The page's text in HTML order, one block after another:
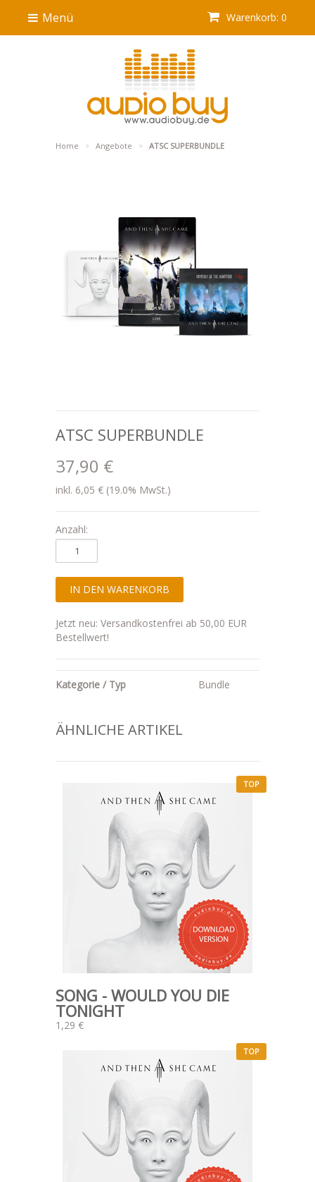
Warenkorb: 0
Menü
Home > Angebote > ATSC SUPERBUNDLE
ATSC SUPERBUNDLE
37,90 €
inkl. 6,05 € (19.0% MwSt.)
Anzahl:
Jetzt neu: Versandkostenfrei ab 50,00 EUR
Bestellwert!
Kategorie / Typ Bundle
ÄHNLICHE ARTIKEL
TOP
SONG - WOULD YOU DIE
TONIGHT
1,29 €
TOP